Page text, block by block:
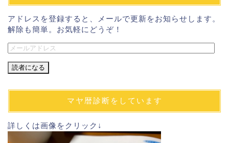
アドレスを登録すると、メールで更新をお知らせします。
解除も簡単。お気軽にどうぞ！
メ
ル
ド
ス
マヤ暦診断をしています
詳しくは画像をクリック↓